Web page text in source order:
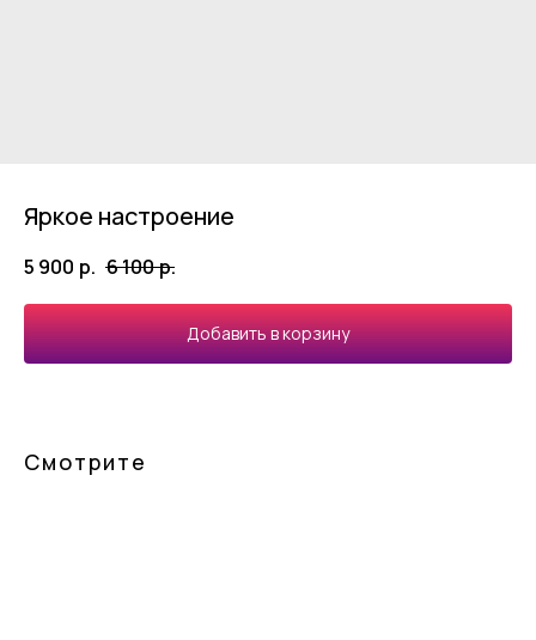
Яркое настроение
5 900 р. 6 100р.
Добавить в корзину
Смотрите